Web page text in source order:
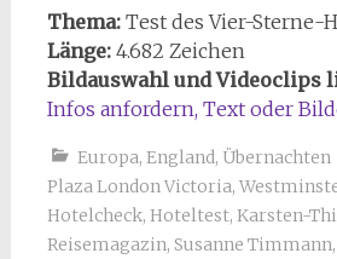
Thema: Test des Vier-Sterne-
Länge: 4.682 Zeichen
Bildauswahl und Videoclips
Infos anfordern, Text oder
Europa, England, Übernachten
Plaza London Victoria,
Hotelcheck, Hoteltest, Karsten-
Reisemagazin, Susanne Timmann,